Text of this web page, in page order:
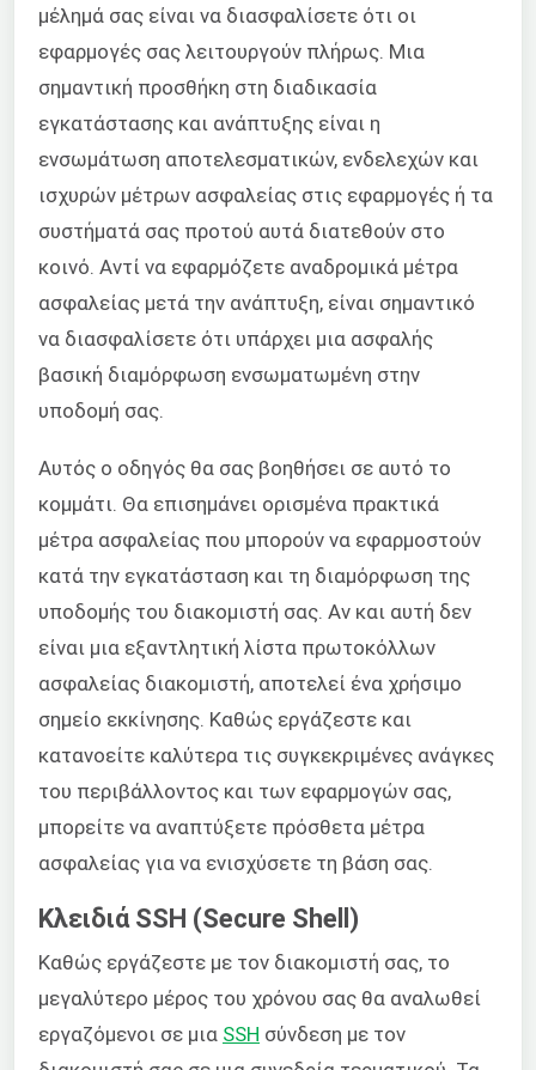
μέλημά σας είναι να διασφαλίσετε ότι οι
εφαρμογές σας λειτουργούν πλήρως. Μια
σημαντική προσθήκη στη διαδικασία
εγκατάστασης και ανάπτυξης είναι η
ενσωμάτωση αποτελεσματικών, ενδελεχών και
ισχυρών μέτρων ασφαλείας στις εφαρμογές ή τα
συστήματά σας προτού αυτά διατεθούν στο
κοινό. Αντί να εφαρμόζετε αναδρομικά μέτρα
ασφαλείας μετά την ανάπτυξη, είναι σημαντικό
να διασφαλίσετε ότι υπάρχει μια ασφαλής
βασική διαμόρφωση ενσωματωμένη στην
υποδομή σας.
Αυτός ο οδηγός θα σας βοηθήσει σε αυτό το
κομμάτι. Θα επισημάνει ορισμένα πρακτικά
μέτρα ασφαλείας που μπορούν να εφαρμοστούν
κατά την εγκατάσταση και τη διαμόρφωση της
υποδομής του διακομιστή σας. Αν και αυτή δεν
είναι μια εξαντλητική λίστα πρωτοκόλλων
ασφαλείας διακομιστή, αποτελεί ένα χρήσιμο
σημείο εκκίνησης. Καθώς εργάζεστε και
κατανοείτε καλύτερα τις συγκεκριμένες ανάγκες
του περιβάλλοντος και των εφαρμογών σας,
μπορείτε να αναπτύξετε πρόσθετα μέτρα
ασφαλείας για να ενισχύσετε τη βάση σας.
Κλειδιά SSH (Secure Shell)
Καθώς εργάζεστε με τον διακομιστή σας, το
μεγαλύτερο μέρος του χρόνου σας θα αναλωθεί
εργαζόμενοι σε μια SSH σύνδεση με τον